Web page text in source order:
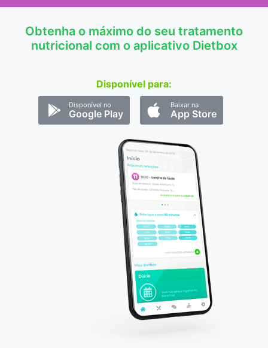
Obtenha o máximo do seu tratamento
nutricional com o aplicativo Dietbox
Disponível para:
Disponível no
Google Play
Baixar na
App Store